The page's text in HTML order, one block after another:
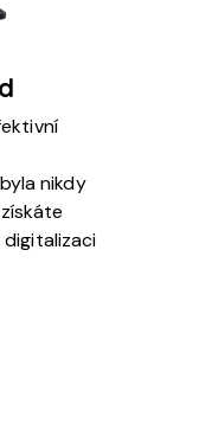
nikdy